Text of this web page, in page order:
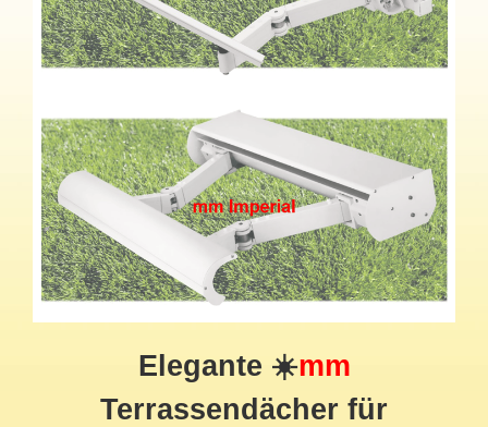
Elegante ☀️mm
Terrassendächer für